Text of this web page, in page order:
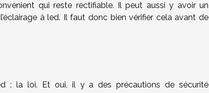
qui reste rectifiable. Il peut aussi y avoir un
à led. Il faut donc bien vérifier cela avant de
: la loi. Et oui, il y a des précautions de sécurité